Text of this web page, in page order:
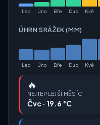
Led Úno Bře Dub Kvě
ÚHRN SRÁŽEK (MM)
Led Úno Bře Dub Kvě
🔥
NEJTEPLEJŠÍ MĚSÍC
Čvc · 19.6 °C